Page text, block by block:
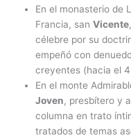
En el monasterio de
Francia, sanVicente
célebre por su
empeñó con
creyentes (hacia el
En el monte
Joven, presbítero y
columna en trato
tratados de temas